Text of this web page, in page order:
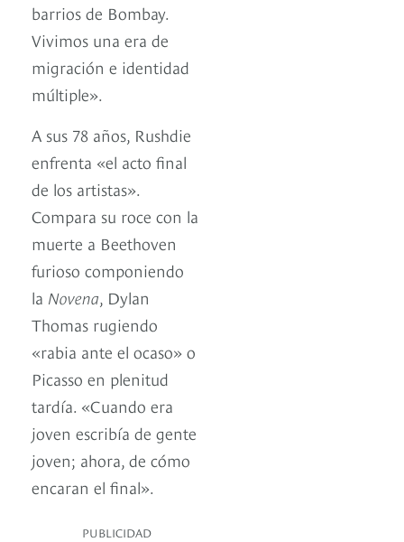
barrios de Bombay.
Vivimos una era de
migración e identidad
múltiple».
A sus 78 años, Rushdie
enfrenta «el acto final
de los artistas».
Compara su roce con la
muerte a Beethoven
furioso componiendo
la Novena, Dylan
Thomas rugiendo
«rabia ante el ocaso» o
Picasso en plenitud
tardía. «Cuando era
joven escribía de gente
joven; ahora, de cómo
encaran el final».
PUBLICIDAD